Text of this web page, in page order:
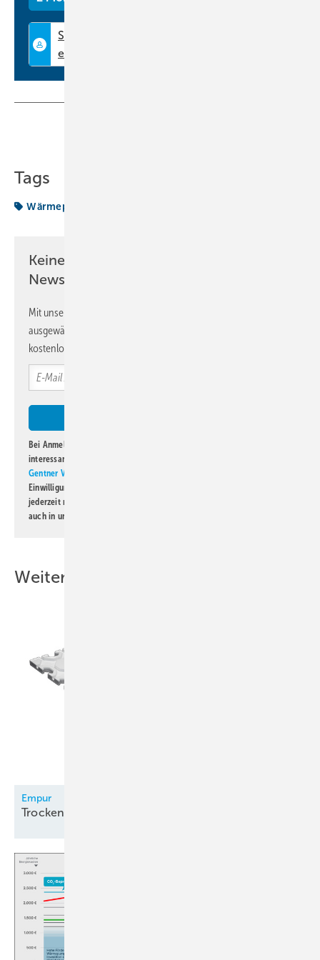
Hochleistungs-Mischbettharz, das seine Farbe von blau zu braun
ändert, wenn es erschöpft ist. Verbrauchte Kartuschen können
gesammelt und zur Regeneration an Orben zurückgesandt werden.
Die Wiederaufbereitung erfolgt in der firmeneigenen
Regenerierstation.
www.orben-heizwasser.de
Tags
Wärmepumpentechnik
Keine Zeit? Kein Problem mit dem KK
Newsletter!
Mit unserem Newsletter erhalten Sie regelmäßig von uns
ausgewählte Informationen und Neuigkeiten, gebündelt und
kostenlos direkt ins Postfach.
Bei Anmeldung zu diesem Newsletter bin ich damit einverstanden, über
interessante Verlags- und Online-Angebote
Gentner Verlag GmbH & Co. KG
Einwilligung kann ich jederzeit widerrufen und eine Abmeldung ist
jederzeit möglich. Informationen zum Umgang mit Daten finden Sie
auch in unserer
Weitere Inhalte
Empur
Trockenbau-Flächenheizung